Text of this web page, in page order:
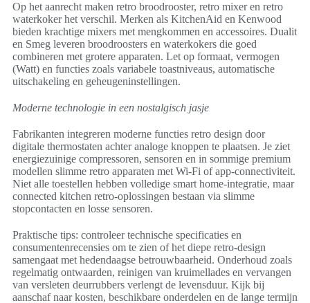
Op het aanrecht maken retro broodrooster, retro mixer en retro
waterkoker het verschil. Merken als KitchenAid en Kenwood
bieden krachtige mixers met mengkommen en accessoires. Dualit
en Smeg leveren broodroosters en waterkokers die goed
combineren met grotere apparaten. Let op formaat, vermogen
(Watt) en functies zoals variabele toastniveaus, automatische
uitschakeling en geheugeninstellingen.
Moderne technologie in een nostalgisch jasje
Fabrikanten integreren moderne functies retro design door
digitale thermostaten achter analoge knoppen te plaatsen. Je ziet
energiezuinige compressoren, sensoren en in sommige premium
modellen slimme retro apparaten met Wi‑Fi of app-connectiviteit.
Niet alle toestellen hebben volledige smart home-integratie, maar
connected kitchen retro-oplossingen bestaan via slimme
stopcontacten en losse sensoren.
Praktische tips: controleer technische specificaties en
consumentenrecensies om te zien of het diepe retro-design
samengaat met hedendaagse betrouwbaarheid. Onderhoud zoals
regelmatig ontwaarden, reinigen van kruimellades en vervangen
van versleten deurrubbers verlengt de levensduur. Kijk bij
aanschaf naar kosten, beschikbare onderdelen en de lange termijn